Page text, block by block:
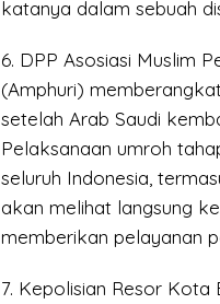
katanya dalam sebuah
6. DPP Asosiasi Muslim
(Amphuri)
setelah Arab Saudi
Pelaksanaan umroh
seluruh Indonesia,
akan melihat langsung
memberikan pelayanan
7. Kepolisian Resor